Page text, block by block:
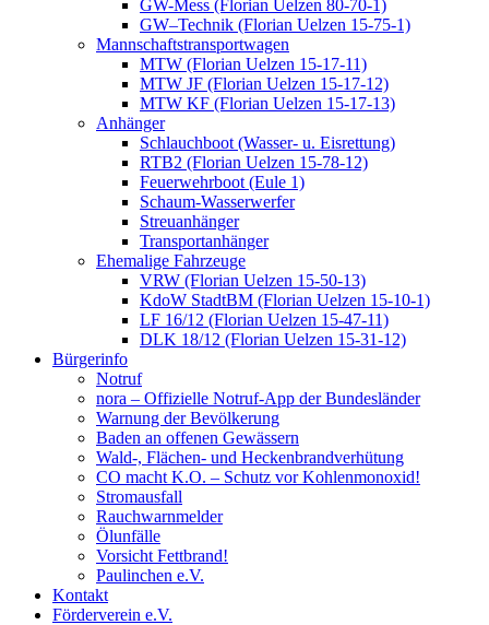
GW-Mess (Florian Uelzen 80-70-1)
GW–Technik (Florian Uelzen 15-75-1)
Mannschaftstransportwagen
MTW (Florian Uelzen 15-17-11)
MTW JF (Florian Uelzen 15-17-12)
MTW KF (Florian Uelzen 15-17-13)
Anhänger
Schlauchboot (Wasser- u. Eisrettung)
RTB2 (Florian Uelzen 15-78-12)
Feuerwehrboot (Eule 1)
Schaum-Wasserwerfer
Streuanhänger
Transportanhänger
Ehemalige Fahrzeuge
VRW (Florian Uelzen 15-50-13)
KdoW StadtBM (Florian Uelzen 15-10-1)
LF 16/12 (Florian Uelzen 15-47-11)
DLK 18/12 (Florian Uelzen 15-31-12)
Bürgerinfo
Notruf
nora – Offizielle Notruf-App der Bundesländer
Warnung der Bevölkerung
Baden an offenen Gewässern
Wald-, Flächen- und Heckenbrandverhütung
CO macht K.O. – Schutz vor Kohlenmonoxid!
Stromausfall
Rauchwarnmelder
Ölunfälle
Vorsicht Fettbrand!
Paulinchen e.V.
Kontakt
Förderverein e.V.